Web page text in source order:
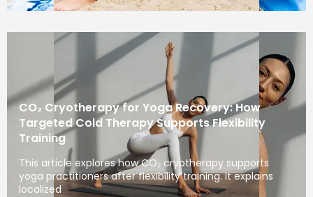
CO₂ Cryotherapy for Yoga Recovery: How
Targeted Cold Therapy Supports Flexibility
Training
This article explores how CO₂ cryotherapy supports
yoga practitioners after flexibility training. It explains
localized